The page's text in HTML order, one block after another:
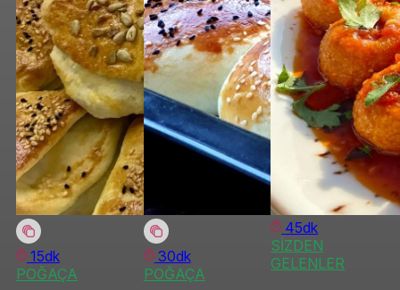
15dk
POĞAÇA
30dk
POĞAÇA
45dk
SİZDEN
GELENLER